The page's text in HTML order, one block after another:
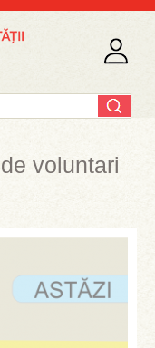
voluntari